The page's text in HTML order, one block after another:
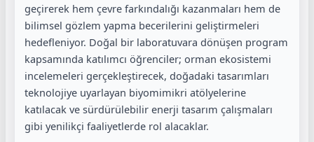
geçirerek hem çevre farkındalığı kazanmaları hem de
bilimsel gözlem yapma becerilerini geliştirmeleri
hedefleniyor. Doğal bir laboratuvara dönüşen program
kapsamında katılımcı öğrenciler; orman ekosistemi
incelemeleri gerçekleştirecek, doğadaki tasarımları
teknolojiye uyarlayan biyomimikri atölyelerine
katılacak ve sürdürülebilir enerji tasarım çalışmaları
gibi yenilikçi faaliyetlerde rol alacaklar.